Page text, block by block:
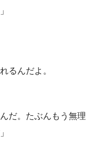
るんだよ。
だ。たぶんもう無理